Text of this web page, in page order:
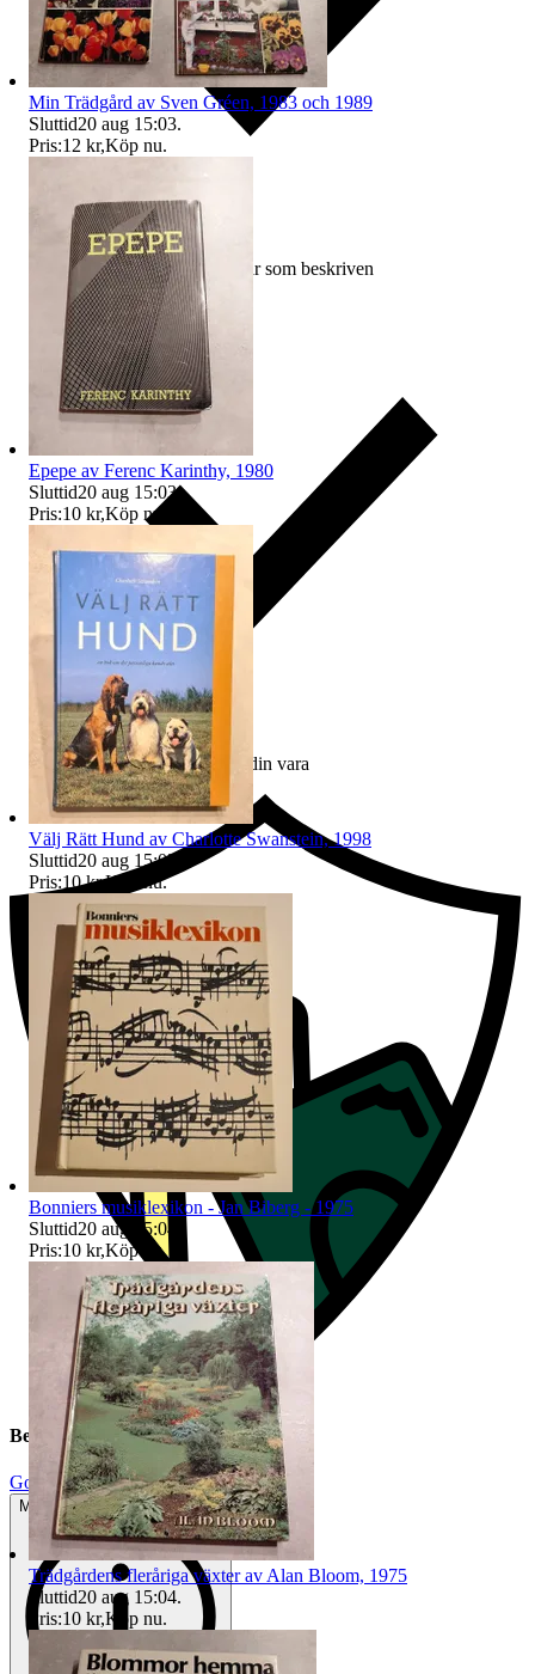
Ersättning om varan inte är som beskriven
Ersättning om du inte får din vara
Beskrivning
Gott använt skick
Mindre tecken på användning
Min Trädgård av Sven Gréen, 1983 och 1989
Sluttid20 aug 15:03.
Pris:12 kr,Köp nu.
Epepe av Ferenc Karinthy, 1980
Sluttid20 aug 15:03.
Pris:10 kr,Köp nu
Välj Rätt Hund av Charlotte Swanstein, 1998
Sluttid20 aug 15:03
Pris:10 kr,Köp nu.
Bonniers musiklexikon - Jan Biberg - 1975
Sluttid20 aug 15:04
Pris:10 kr,Köp nu.
Trädgårdens fleråriga växter av Alan Bloom, 1975
Sluttid20 aug 15:04.
Pris:10 kr,Köp nu.